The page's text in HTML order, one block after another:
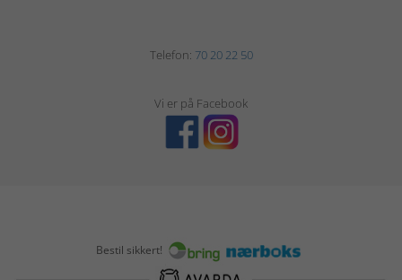
Telefon: 70 20 22 50
Vi er på Facebook
Bestil sikkert!